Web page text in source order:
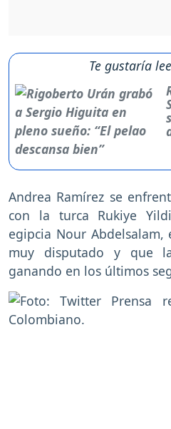
Te gustaría
Andrea Ramírez se
con la turca Rukiye
egipcia Nour
muy disputado y que
ganando en los últimos